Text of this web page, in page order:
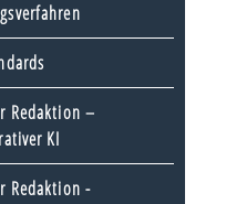
Redaktion –
KI
Redaktion -